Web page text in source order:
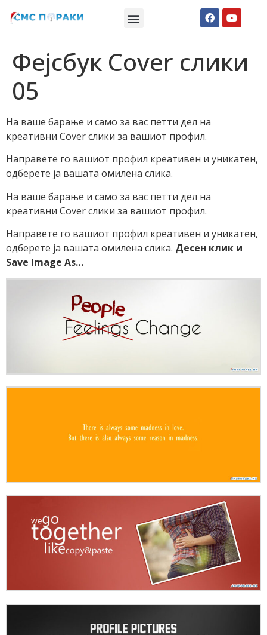
Фејсбук Cover слики
05
На ваше барање и само за вас петти дел на
креативни Cover слики за вашиот профил.
Направете го вашиот профил креативен и уникатен,
одберете ја вашата омилена слика.
На ваше барање и само за вас петти дел на
креативни Cover слики за вашиот профил.
Направете го вашиот профил креативен и уникатен,
одберете ја вашата омилена слика. Десен клик и
Save Image As…